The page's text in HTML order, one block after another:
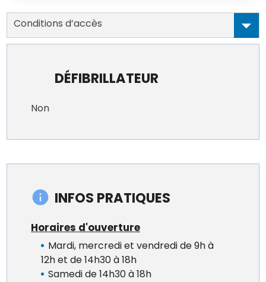
Conditions d’accès
DÉFIBRILLATEUR
Non
INFOS PRATIQUES
Horaires d'ouverture
Mardi, mercredi et vendredi de 9h à
12h et de 14h30 à 18h
Samedi de 14h30 à 18h